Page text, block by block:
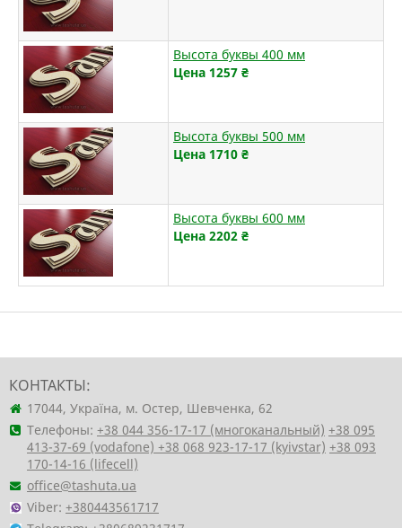
Высота буквы 400 мм
Цена 1257 ₴
Высота буквы 500 мм
Цена 1710 ₴
Высота буквы 600 мм
Цена 2202 ₴
КОНТАКТЫ:
17044, Україна, м. Остер, Шевченка, 62
Телефоны: +38 044 356-17-17 (многоканальный) +38 095
413-37-69 (vodafone) +38 068 923-17-17 (kyivstar) +38 093
170-14-16 (lifecell)
office@tashuta.ua
Viber: +380443561717